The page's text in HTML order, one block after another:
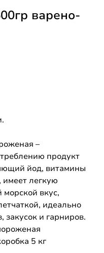
варено-
–
продукт
йод, витамины
легкую
вкус,
идеально
закусок и гарниров.
5 кг